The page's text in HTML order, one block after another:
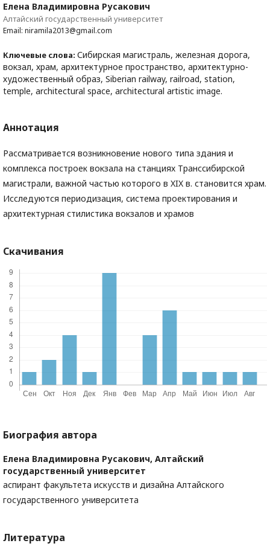
Елена Владимировна Русакович
Алтайский государственный университет
Email: niramila2013@gmail.com
Ключевые слова: Сибирская магистраль, железная дорога,
вокзал, храм, архитектурное пространство, архитектурно-
художественный образ, Siberian railway, railroad, station,
temple, architectural space, architectural artistic image.
Аннотация
Рассматривается возникновение нового типа здания и
комплекса построек вокзала на станциях Транссибирской
магистрали, важной частью которого в XIX в. становится храм.
Исследуются периодизация, система проектирования и
архитектурная стилистика вокзалов и храмов
Скачивания
Биография автора
Елена Владимировна Русакович, Алтайский
государственный университет
аспирант факультета искусств и дизайна Алтайского
государственного университета
Литература